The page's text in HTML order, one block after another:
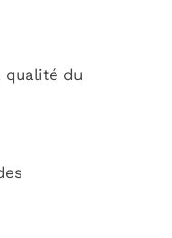
qualité du